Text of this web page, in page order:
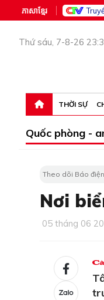
ភាសាខ្មែរ
Thứ sáu, 7-8-26
THỜI SỰ
Quốc phòng -
Theo dõi Báo
Nơi
05 tháng 06